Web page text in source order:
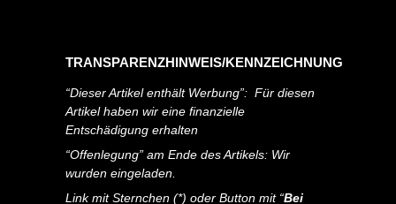
TRANSPARENZHINWEIS/KENNZEICHNUNG
“Dieser Artikel enthält Werbung”: Für diesen
Artikel haben wir eine finanzielle
Entschädigung erhalten
“Offenlegung” am Ende des Artikels: Wir
wurden eingeladen.
Link mit Sternchen (*) oder Button mit “Bei